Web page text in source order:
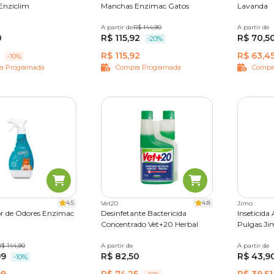
ou riscar as peças!
Ele mantém a casa limpa, pisos, azulejos e roupas brancas
manchas nas roupas coloridas, por exemplo.
o passar do tempo? Revigore o brilho deles com o
limpa, cheirosa e brilhante de maneira prática.
e estantes.
é responsável por manter suas peças macias e
-10%
Programada
Manchas Enzimac Gatos
150 ml 500 ml
A partir deR$ 144,90
R$ 115,92 -20%
R$ 115,92
Compra Programada
Lavanda
1 L
A partir de
R$
R$
4.5
de Odores Enzimac
500 ml
144,90
-10%
Vet20 4.8
Desinfetante Bactericida
Concentrado Vet+20 Herbal
500 ml
A partir de
R$ 82,50
Jimo
Inseticida
Pulgas
300 ml
A partir de
R$